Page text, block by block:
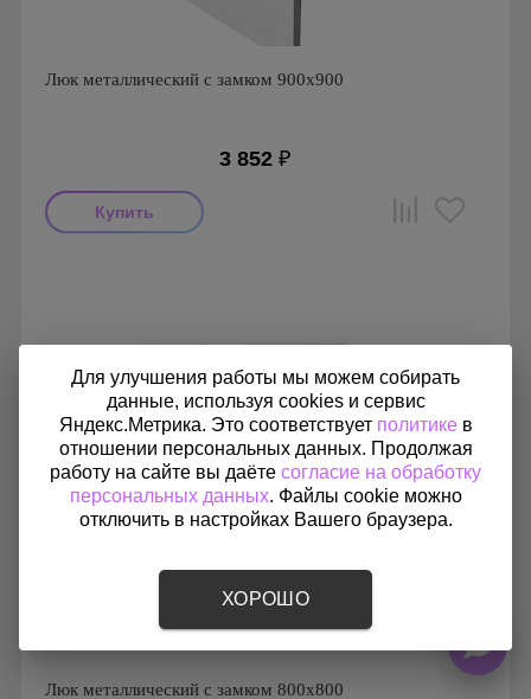
Люк металлический с замком 900х900
3 852 ₽
Люк металлический с замком 800х800
Для улучшения работы мы можем собирать
данные, используя cookies и сервис
Яндекс.Метрика. Это соответствует политикев
отношении персональных данных. Продолжая
работу на сайте вы даёте согласие на обработку
персональных данных. Файлы cookie можно
отключить в настройках Вашего браузера.
ХОРОШО